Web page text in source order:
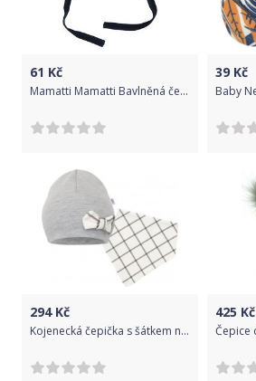
61 Kč
Mamatti Mamatti Bavlněná čepička Boy, vel. 68 68 (4-6m)
39 Kč
294Kč
Kojenecká čepička s šátkem na krk New Baby Missy šedá, Šedá, 92 (18-24m)
425 Kč